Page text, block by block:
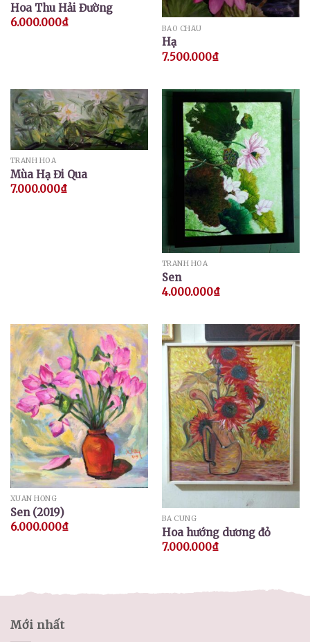
Hoa Thu Hải Đường
6.000.000₫ BẢO CHÂU
Hạ
7.500.000₫
TRANH HOA
Mùa Hạ Đi Qua
7.000.000₫
TRANH HOA
Sen
4.000.000₫
XUÂN HỒNG
Sen (2019)
6.000.000₫
BÁ CUNG
Hoa hướng dương đỏ
7.000.000₫
Mới nhất